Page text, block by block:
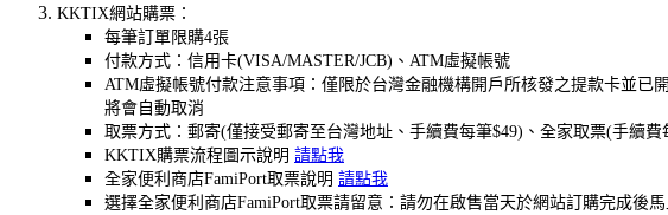
KKTIX網站購票：
每筆訂單限購4張
付款方式：信用卡(VISA/MASTER/JCB)、ATM虛擬帳號
ATM虛擬帳號付款注意事項：僅限於台灣金融機構開戶所核發之提款卡並
將會自動取消
取票方式：郵寄(僅接受郵寄至台灣地址、手續費每筆$49)、全家取票(手續
KKTIX購票流程圖示說明 請點我
全家便利商店FamiPort取票說明 請點我
選擇全家便利商店FamiPort取票請留意：請勿在啟售當天於網站訂購完成後